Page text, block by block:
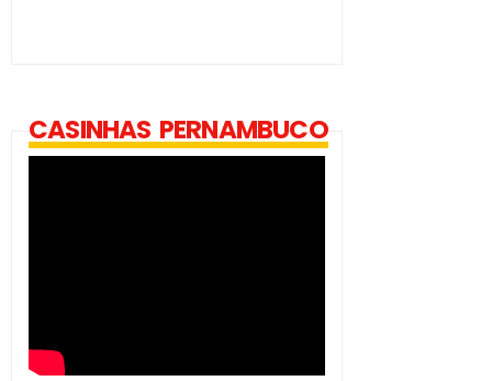
CASINHAS PERNAMBUCO